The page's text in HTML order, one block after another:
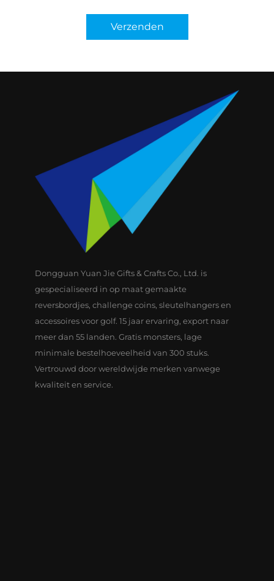
Verzenden
Dongguan Yuan Jie Gifts & Crafts Co., Ltd. is
gespecialiseerd in op maat gemaakte
reversbordjes, challenge coins, sleutelhangers en
accessoires voor golf. 15 jaar ervaring, export naar
meer dan 55 landen. Gratis monsters, lage
minimale bestelhoeveelheid van 300 stuks.
Vertrouwd door wereldwijde merken vanwege
kwaliteit en service.